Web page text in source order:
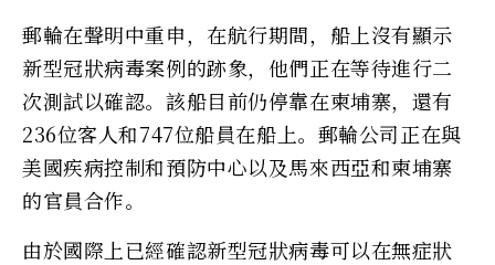
郵輪在聲明中重申，在航行期間，船上沒有顯示
新型冠狀病毒案例的跡象，他們正在等待進行二
次測試以確認。該船目前仍停靠在柬埔寨，還有
236位客人和747位船員在船上。郵輪公司正在與
美國疾病控制和預防中心以及馬來西亞和柬埔寨
的官員合作。
由於國際上已經確認新型冠狀病毒可以在無症狀